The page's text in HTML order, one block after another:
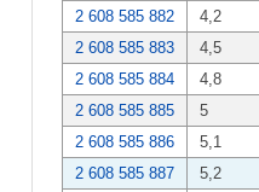
2 608 585 882
4,2
2 608 585 883
4,5
2 608 585 884
4,8
2 608 585 885
5
2 608 585 886
5,1
2 608 585 887
5,2